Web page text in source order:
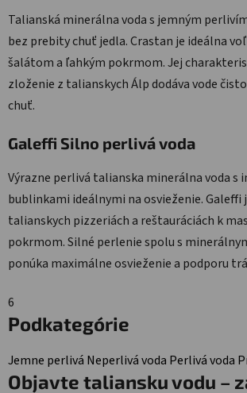
Talianská minerálna voda s jemným
bez prebity chuť jedla. Crastan je ideálna
šalátom a ľahkým pokrmom. Jej
zloženie z talianskych Álp dodáva vode
chuť.
Galeffi Silno perlivá voda
Výrazne perlivá talianska minerálna voda s
bublinkami ideálnymi na osvieženie. Galeffi
talianskych pizzeriách a reštauráciách k
pokrmom. Silné perlenie spolu s
ponúka maximálne osvieženie a podporu
6
Podkategórie
Jemne perlivá Neperlivá voda Perlivá voda
Objavte taliansku vodu –